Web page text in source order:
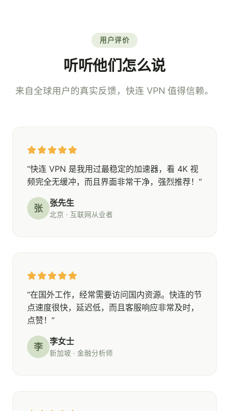
用户评价
听听他们怎么说
来自全球用户的真实反馈，快连 VPN 值得信赖。
“快连 VPN 是我用过最稳定的加速器，看 4K 视
频完全无缓冲，而且界面非常干净，强烈推荐！”
张 张先生
北京 · 互联网从业者
“在国外工作，经常需要访问国内资源。快连的节
点速度很快，延迟低，而且客服响应非常及时，
点赞！”
李 李女士
新加坡 · 金融分析师